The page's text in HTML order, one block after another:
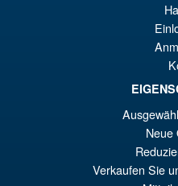
Neue
Verkaufen Sie